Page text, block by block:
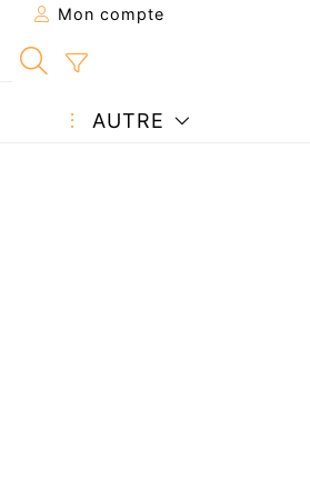
Mon compte
AUTRE
à l'auteur
photo de cette